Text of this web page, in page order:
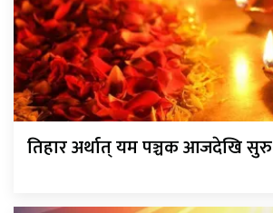
तिहार अर्थात् यम पञ्चक आजदेखि सुरु